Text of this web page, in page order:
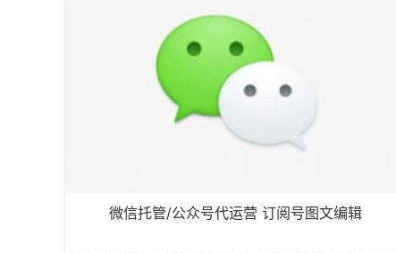
微信托管/公众号代运营 订阅号图文编辑